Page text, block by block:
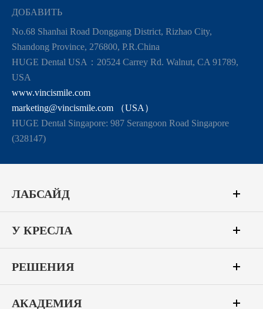
ДОБАВИТЬ
No.68 Shanhai Road Donggang District, Rizhao City,
Shandong Province, 276800, P.R.China
HUGE Dental USA：20524 Carrey Rd. Walnut, CA 91789,
USA
www.vincismile.com
marketing@vincismile.com （USA）
HUGE Dental Singapore: 987 Serangoon Road Singapore
(328147)
ЛАБСАЙД
У КРЕСЛА
РЕШЕНИЯ
АКАДЕМИЯ